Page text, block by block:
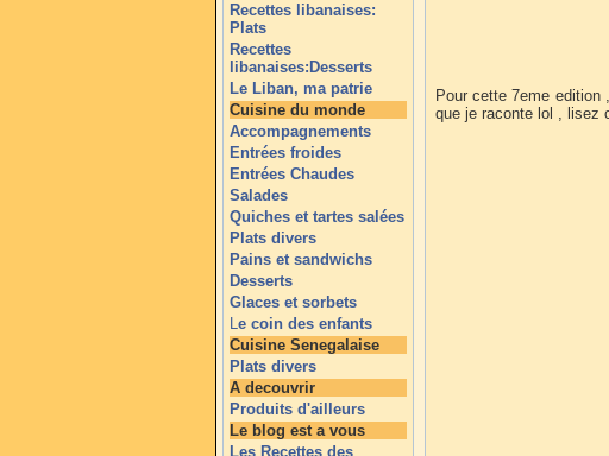
Recettes libanaises:
Plats
Recettes
libanaises:Desserts
Le Liban, ma patrie
Cuisine du monde
Accompagnements
Entrées froides
Entrées Chaudes
Salades
Quiches et tartes salées
Plats divers
Pains et sandwichs
Desserts
Glaces et sorbets
Le coin des enfants
Cuisine Senegalaise
Plats divers
A decouvrir
Produits d'ailleurs
Le blog est a vous
Les Recettes des
Pour cette 7eme edition ,
que je raconte lol , lisez